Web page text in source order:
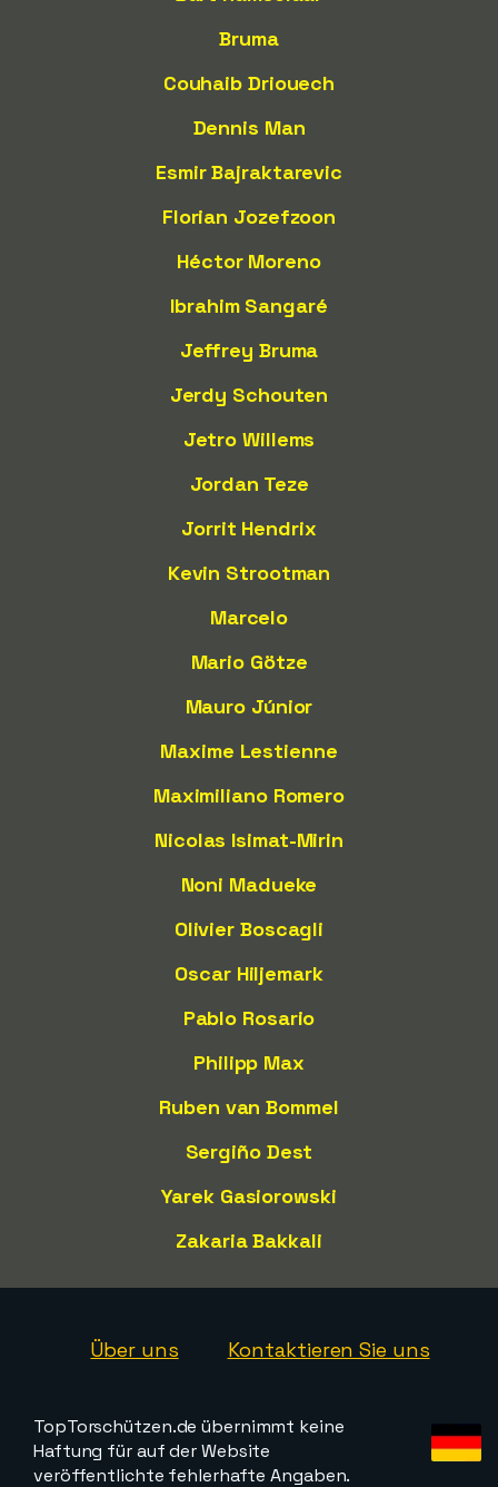
Bruma
Couhaib Driouech
Dennis Man
Esmir Bajraktarevic
Florian Jozefzoon
Héctor Moreno
Ibrahim Sangaré
Jeffrey Bruma
Jerdy Schouten
Jetro Willems
Jordan Teze
Jorrit Hendrix
Kevin Strootman
Marcelo
Mario Götze
Mauro Júnior
Maxime Lestienne
Maximiliano Romero
Nicolas Isimat-Mirin
Noni Madueke
Olivier Boscagli
Oscar Hiljemark
Pablo Rosario
Philipp Max
Ruben van Bommel
Sergiño Dest
Yarek Gasiorowski
Zakaria Bakkali
Über uns Kontaktieren Sie uns
TopTorschützen.de übernimmt keine
Haftung für auf der Website
veröffentlichte fehlerhafte Angaben.